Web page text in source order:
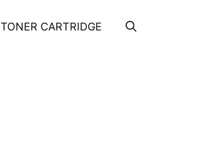
TONER CARTRIDGE